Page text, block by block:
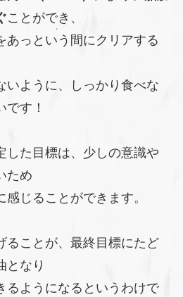
ことができ、
あっという間にクリアする
いように、しっかり食べな
す！
した目標は、少しの意識や
ため
じることができます。
ることが、最終目標にたど
となり
るようになるというわけで